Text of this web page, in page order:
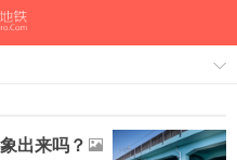
出来吗？